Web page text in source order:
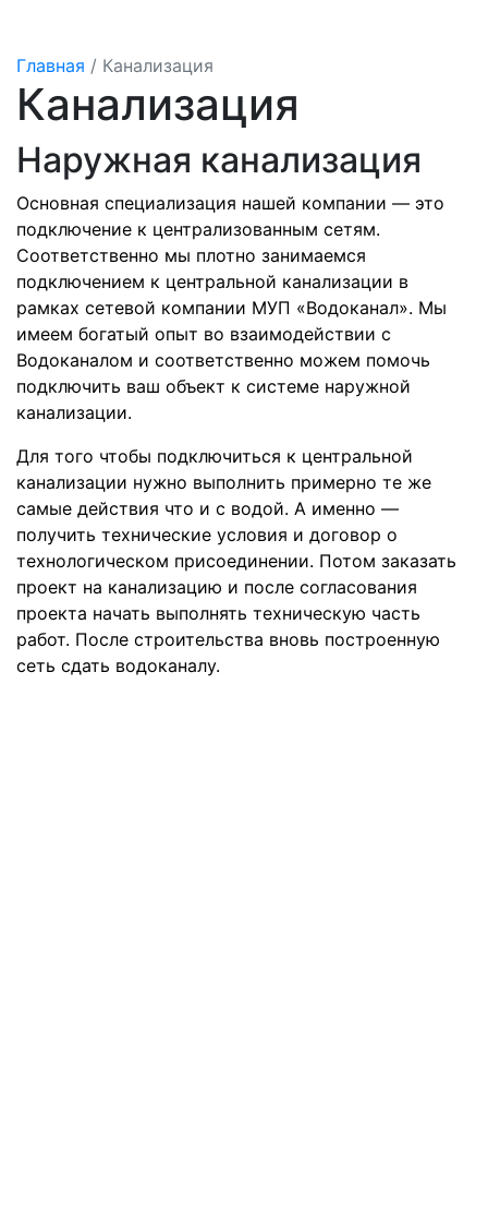
Главная / Канализация
Канализация
Наружная канализация
Основная специализация нашей компании — это
подключение к централизованным сетям.
Соответственно мы плотно занимаемся
подключением к центральной канализации в
рамках сетевой компании МУП «Водоканал». Мы
имеем богатый опыт во взаимодействии с
Водоканалом и соответственно можем помочь
подключить ваш объект к системе наружной
канализации.
Для того чтобы подключиться к центральной
канализации нужно выполнить примерно те же
самые действия что и с водой. А именно —
получить технические условия и договор о
технологическом присоединении. Потом заказать
проект на канализацию и после согласования
проекта начать выполнять техническую часть
работ. После строительства вновь построенную
сеть сдать водоканалу.